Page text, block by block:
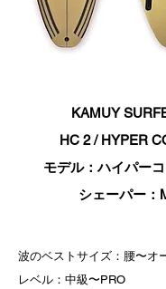
KAMUY
HC 2 / HYPER
モデル：ハイパー
シェーパー：
波のベストサイズ：腰〜オ
レベル：中級〜PRO